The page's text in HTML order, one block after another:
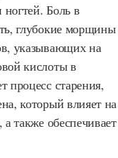
ногтей. Боль в
глубокие морщины
указывающих на
кислоты в
процесс старения,
который влияет на
также обеспечивает